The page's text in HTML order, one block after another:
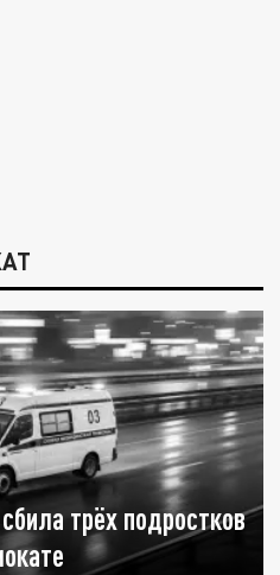
трёх подростков